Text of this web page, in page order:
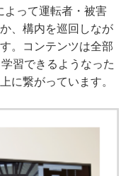
よって運転者・被害
、構内を巡回しなが
。コンテンツは全部
習できるようなった
に繋がっています。